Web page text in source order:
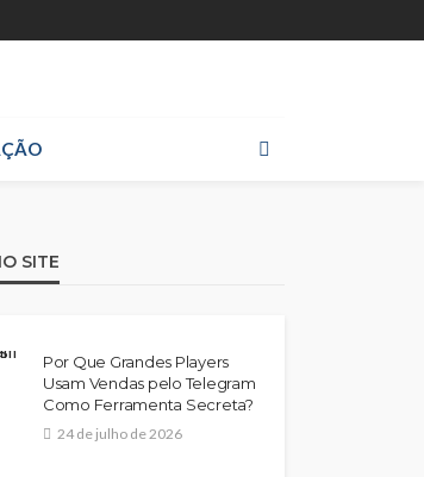
SITE
Por Que Grandes Players
Usam Vendas pelo Telegram
Como Ferramenta Secreta?
24 de julho de 2026